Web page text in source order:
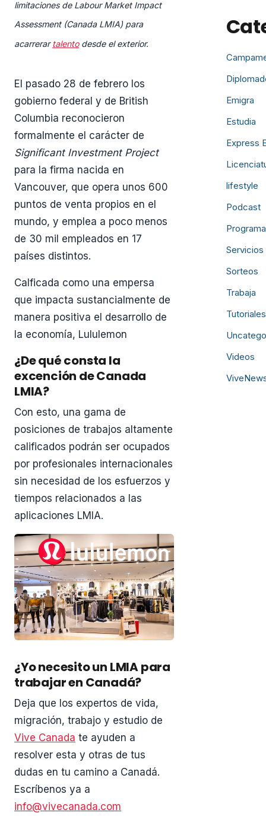
limitaciones de Labour Market Impact
Assessment (Canada LMIA) para
acarrerartalentodesde el exterior.
El pasado 28 de febrero los
gobierno federal y de British
Columbia reconocieron
formalmente el carácter de
Significant Investment Project
para la firma nacida en
Vancouver, que opera unos 600
puntos de venta propios en el
mundo, y emplea a poco menos
de 30 mil empleados en 17
países distintos.
Calficada como una empersa
que impacta sustancialmente de
manera positiva el desarrollo de
la economía, Lululemon
¿De qué consta la
excención de Canada
LMIA?
Con esto, una gama de
posiciones de trabajos altamente
calificados podrán ser ocupados
por profesionales internacionales
sin necesidad de los esfuerzos y
tiempos relacionados a las
aplicaciones LMIA.
¿Yo necesito un LMIA para
trabajar en Canadá?
Deja que los expertos de vida,
migración, trabajo y estudio de
Vive Canada te ayuden a
resolver esta y otras de tus
dudas en tu camino a Canadá.
Escríbenos ya a
info@vivecanada.com
Emigra
Estudia
Express
lifestyle
Podcast
Servicios
Sorteos
Trabaja
Tutoriales
Videos